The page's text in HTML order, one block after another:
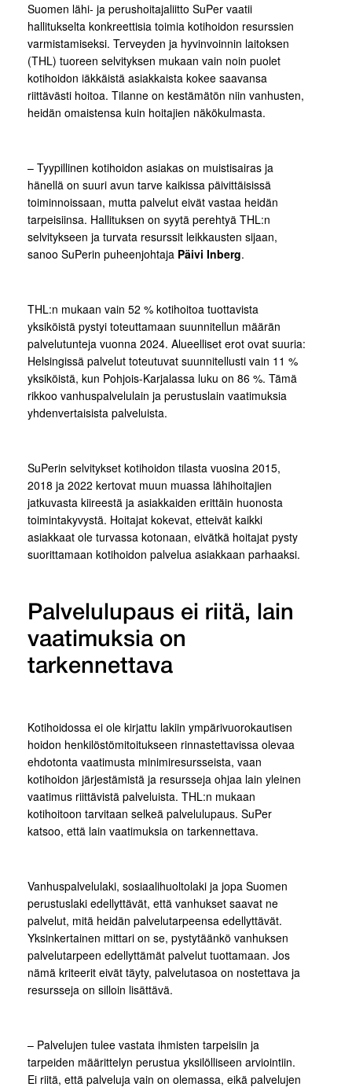
Suomen lähi- ja perushoitajaliitto SuPer vaatii
hallitukselta konkreettisia toimia kotihoidon resurssien
varmistamiseksi. Terveyden ja hyvinvoinnin laitoksen
(THL) tuoreen selvityksen mukaan vain noin puolet
kotihoidon iäkkäistä asiakkaista kokee saavansa
riittävästi hoitoa. Tilanne on kestämätön niin vanhusten,
heidän omaistensa kuin hoitajien näkökulmasta.
– Tyypillinen kotihoidon asiakas on muistisairas ja
hänellä on suuri avun tarve kaikissa päivittäisissä
toiminnoissaan, mutta palvelut eivät vastaa heidän
tarpeisiinsa. Hallituksen on syytä perehtyä THL:n
selvitykseen ja turvata resurssit leikkausten sijaan,
sanoo SuPerin puheenjohtaja Päivi Inberg.
THL:n mukaan vain 52 % kotihoitoa tuottavista
yksiköistä pystyi toteuttamaan suunnitellun määrän
palvelutunteja vuonna 2024. Alueelliset erot ovat suuria:
Helsingissä palvelut toteutuvat suunnitellusti vain 11 %
yksiköistä, kun Pohjois-Karjalassa luku on 86 %. Tämä
rikkoo vanhuspalvelulain ja perustuslain vaatimuksia
yhdenvertaisista palveluista.
SuPerin selvitykset kotihoidon tilasta vuosina 2015,
2018 ja 2022 kertovat muun muassa lähihoitajien
jatkuvasta kiireestä ja asiakkaiden erittäin huonosta
toimintakyvystä. Hoitajat kokevat, etteivät kaikki
asiakkaat ole turvassa kotonaan, eivätkä hoitajat pysty
suorittamaan kotihoidon palvelua asiakkaan parhaaksi.
Palvelulupaus ei riitä, lain
vaatimuksia on
tarkennettava
Kotihoidossa ei ole kirjattu lakiin ympärivuorokautisen
hoidon henkilöstömitoitukseen rinnastettavissa olevaa
ehdotonta vaatimusta minimiresursseista, vaan
kotihoidon järjestämistä ja resursseja ohjaa lain yleinen
vaatimus riittävistä palveluista. THL:n mukaan
kotihoitoon tarvitaan selkeä palvelulupaus. SuPer
katsoo, että lain vaatimuksia on tarkennettava.
Vanhuspalvelulaki, sosiaalihuoltolaki ja jopa Suomen
perustuslaki edellyttävät, että vanhukset saavat ne
palvelut, mitä heidän palvelutarpeensa edellyttävät.
Yksinkertainen mittari on se, pystytäänkö vanhuksen
palvelutarpeen edellyttämät palvelut tuottamaan. Jos
nämä kriteerit eivät täyty, palvelutasoa on nostettava ja
resursseja on silloin lisättävä.
– Palvelujen tulee vastata ihmisten tarpeisiin ja
tarpeiden määrittelyn perustua yksilölliseen arviointiin.
Ei riitä, että palveluja vain on olemassa, eikä palvelujen